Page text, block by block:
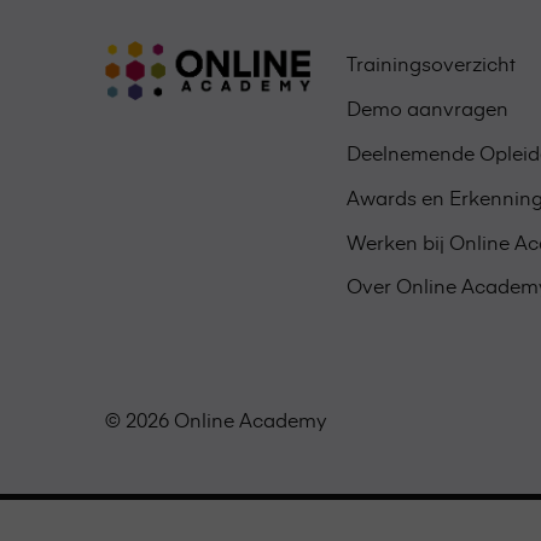
Trainingsoverzicht
Demo aanvragen
Deelnemende
Awards en
Werken bij Online
Over Online
© 2026 Online Academy